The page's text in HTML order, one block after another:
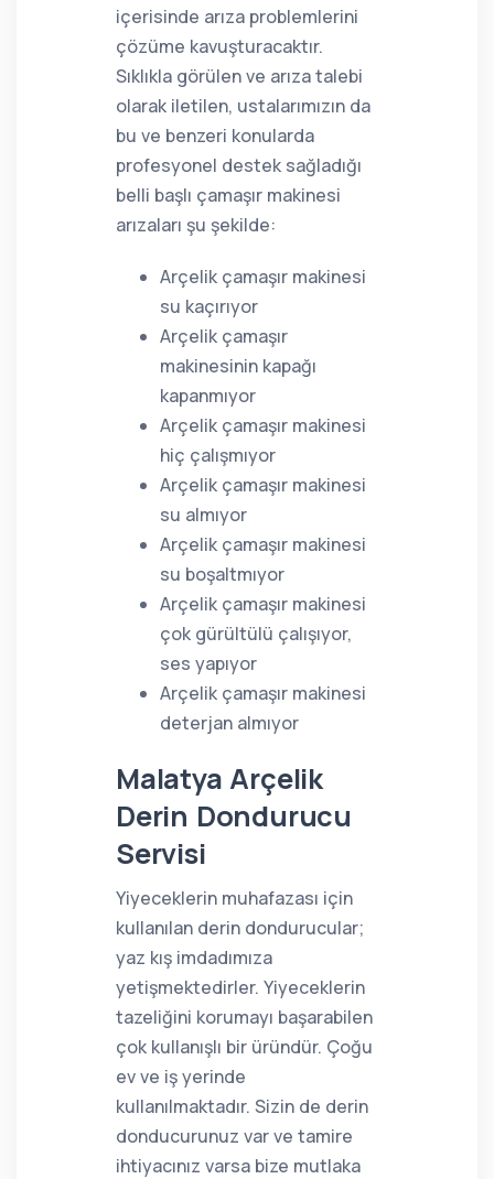
içerisinde arıza problemlerini
çözüme kavuşturacaktır.
Sıklıkla görülen ve arıza talebi
olarak iletilen, ustalarımızın da
bu ve benzeri konularda
profesyonel destek sağladığı
belli başlı çamaşır makinesi
arızaları şu şekilde:
Arçelik çamaşır makinesi
su kaçırıyor
Arçelik çamaşır
makinesinin kapağı
kapanmıyor
Arçelik çamaşır makinesi
hiç çalışmıyor
Arçelik çamaşır makinesi
su almıyor
Arçelik çamaşır makinesi
su boşaltmıyor
Arçelik çamaşır makinesi
çok gürültülü çalışıyor,
ses yapıyor
Arçelik çamaşır makinesi
deterjan almıyor
Malatya Arçelik
Derin Dondurucu
Servisi
Yiyeceklerin muhafazası için
kullanılan derin dondurucular;
yaz kış imdadımıza
yetişmektedirler. Yiyeceklerin
tazeliğini korumayı başarabilen
çok kullanışlı bir üründür. Çoğu
ev ve iş yerinde
kullanılmaktadır. Sizin de derin
donducurunuz var ve tamire
ihtiyacınız varsa bize mutlaka